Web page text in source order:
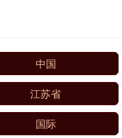
中国
江苏省
国际